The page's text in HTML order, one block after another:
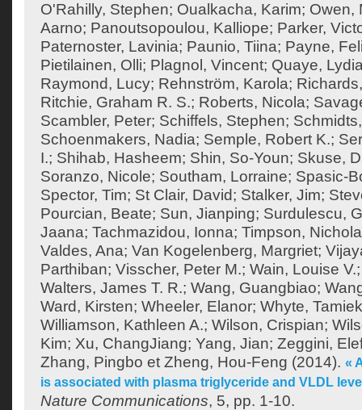
O'Rahilly, Stephen; Oualkacha, Karim; Owen,
Aarno; Panoutsopoulou, Kalliope; Parker,
Paternoster, Lavinia; Paunio, Tiina; Payne,
Pietilainen, Olli; Plagnol, Vincent; Quaye,
Raymond, Lucy; Rehnström, Karola;
Ritchie, Graham R. S.; Roberts, Nicola;
Scambler, Peter; Schiffels, Stephen;
Schoenmakers, Nadia; Semple, Robert K.;
I.; Shihab, Hasheem; Shin, So-Youn; Skuse,
Soranzo, Nicole; Southam, Lorraine; Spasic-
Spector, Tim; St Clair, David; Stalker, Jim;
Pourcian, Beate; Sun, Jianping; Surdulescu,
Jaana; Tachmazidou, Ionna; Timpson,
Valdes, Ana; Van Kogelenberg, Margriet;
Parthiban; Visscher, Peter M.; Wain, Louise V.
Walters, James T. R.; Wang, Guangbiao;
Ward, Kirsten; Wheeler, Elanor; Whyte,
Williamson, Kathleen A.; Wilson, Crispian;
Kim; Xu, ChangJiang; Yang, Jian; Zeggini,
Zhang, Pingbo et Zheng, Hou-Feng (2014). «
is associated with plasma triglyceride and VLDL
Nature Communications, 5, pp. 1-10.